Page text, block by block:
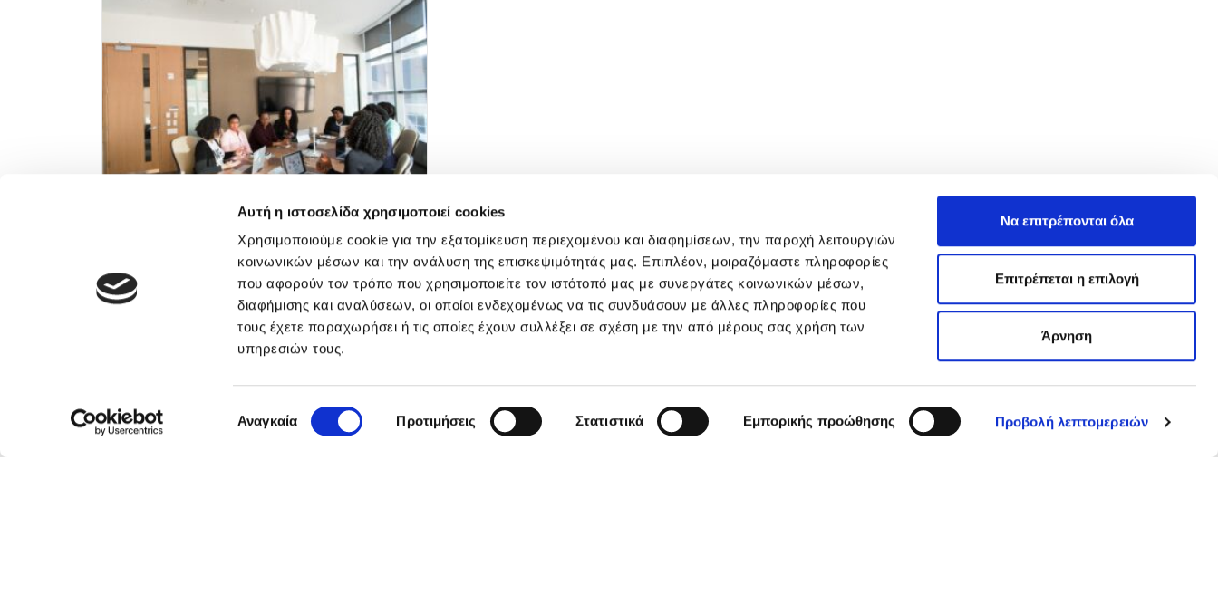
Αυτή η ιστοσελίδα χρησιμοποιεί cookies
Χρησιμοποιούμε cookie για την εξατομίκευση περιεχομένου και διαφημίσεων, την παροχή λειτουργιών
κοινωνικών μέσων και την ανάλυση της επισκεψιμότητάς μας. Επιπλέον, μοιραζόμαστε πληροφορίες
που αφορούν τον τρόπο που χρησιμοποιείτε τον ιστότοπό μας με συνεργάτες κοινωνικών μέσων,
διαφήμισης και αναλύσεων, οι οποίοι ενδεχομένως να τις συνδυάσουν με άλλες πληροφορίες που
τους έχετε παραχωρήσει ή τις οποίες έχουν συλλέξει σε σχέση με την από μέρους σας χρήση των
υπηρεσιών τους.
συγκατάθεσης
Αναγκαία Προτιμήσεις Στατιστικά Εμπορικής προώθησης Προβολή λεπτομερειών
Να επιτρέπονται όλα
Επιτρέπεται η επιλογή
Άρνηση
GDPR Συμμόρφωση σε 4
απλά βήματα
H συμμόρφωση ενός Οργανισμού/
επιχείρησης με τις διατάξεις του Γενικού
February 3, 2023